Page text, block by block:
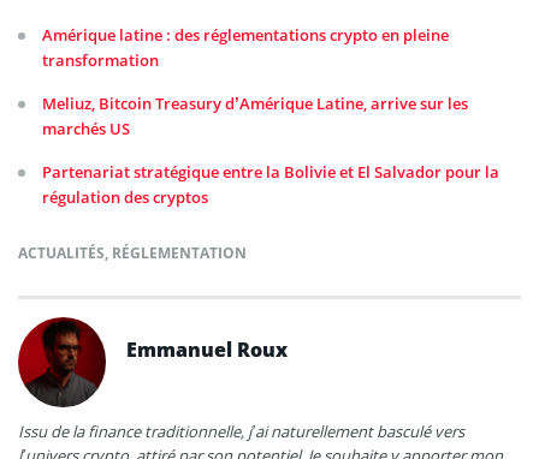
Amérique latine : des réglementations crypto en pleine
transformation
Meliuz, Bitcoin Treasury d’Amérique Latine, arrive sur les
marchés US
Partenariat stratégique entre la Bolivie et El Salvador pour la
régulation des cryptos
ACTUALITÉS, RÉGLEMENTATION
Emmanuel Roux
Issu de la finance traditionnelle, j’ai naturellement basculé vers